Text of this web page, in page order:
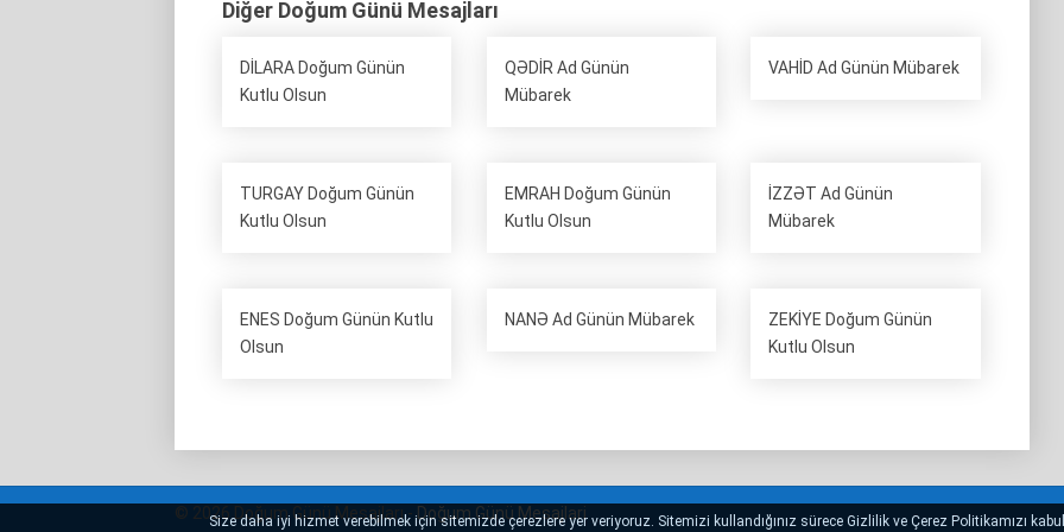
Diğer Doğum Günü Mesajları
DİLARA Doğum Günün
Kutlu Olsun
QƏDİR Ad Günün
Mübarek
VAHİD Ad Günün Mübarek
TURGAY Doğum Günün
Kutlu Olsun
EMRAH Doğum Günün
Kutlu Olsun
İZZƏT Ad Günün
Mübarek
ENES Doğum Günün Kutlu
Olsun
NANƏ Ad Günün Mübarek
ZEKİYE Doğum Günün
Kutlu Olsun
© 2026 Doğum Günü Mesajları -Doğum Günü Mesajlari
Size daha iyi hizmet verebilmek için sitemizde çerezlere yer veriyoruz. Sitemizi kullandığınız sürece Gizlilik ve Çerez Politikamızı